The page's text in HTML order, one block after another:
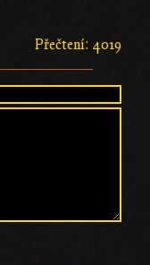
Přečtení: 4019